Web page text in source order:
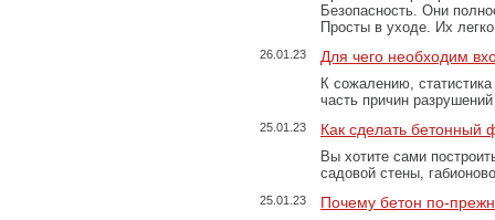
Безопасность. Они
Просты в уходе. Их
26.01.23 Для чего необходим
К сожалению,
часть причин
25.01.23 Как сделать бетонный
Вы хотите сами
садовой стены,
25.01.23
Почему бетон по-